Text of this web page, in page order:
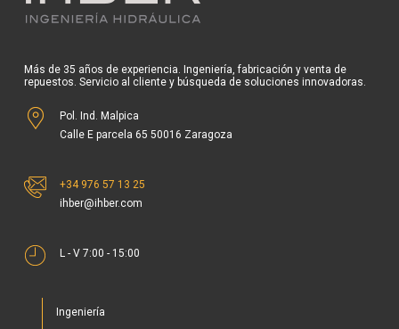
Más de 35 años de experiencia. Ingeniería, fabricación y venta de
repuestos. Servicio al cliente y búsqueda de soluciones innovadoras.
Pol. Ind. Malpica
Calle E parcela 65 50016 Zaragoza
+34 976 57 13 25
ihber@ihber.com
L - V 7:00 - 15:00
Ingeniería